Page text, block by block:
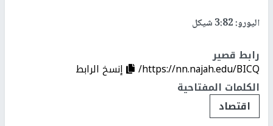
اليورو: 3:82 شيكل
رابط قصير
https://nn.najah.edu/BICQ/
إنسخ الرابط
الكلمات المفتاحية
اقتصاد